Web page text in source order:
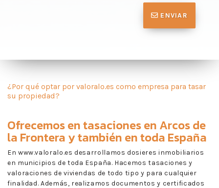
ENVIAR
¿Por qué optar por valoralo.es como empresa para tasar
su propiedad?
Ofrecemos entasaciones en Arcos de
la Frontera y también en toda España
En www.valoralo.es desarrollamos dosieres inmobiliarios
en municipios de toda España. Hacemos tasaciones y
valoraciones de viviendas de todo tipo y para cualquier
finalidad. Además, realizamos documentos y certificados